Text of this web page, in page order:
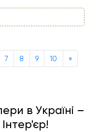
7 8 9 10 »Next
в Україні –